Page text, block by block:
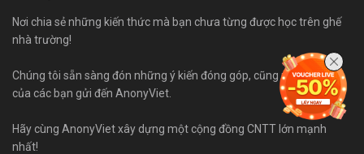
Nơi chia sẻ những kiến thức mà bạn chưa từng được học trên ghế
nhà trường!
Chúng tôi sẵn sàng đón những ý kiến đóng góp, cũng như bài viết
của các bạn gửi đến AnonyViet.
Hãy cùng AnonyViet xây dựng một cộng đồng CNTT lớn mạnh
nhất!